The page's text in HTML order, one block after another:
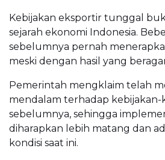
Kebijakan eksportir tunggal
sejarah ekonomi Indonesia.
sebelumnya pernah
meski dengan hasil yang
Pemerintah mengklaim telah
mendalam terhadap kebijakan-
sebelumnya, sehingga
diharapkan lebih matang dan
kondisi saat ini.